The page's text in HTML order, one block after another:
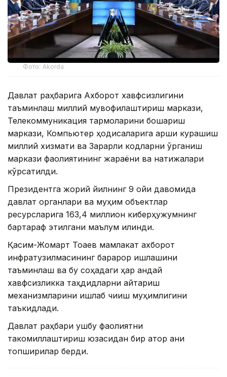
Фото: Akorda
Давлат раҳбарига Ахборот хавфсизлигини
таъминлаш миллий мувофиқлаштириш маркази,
Телекоммуникация тармоқларини бошқариш
маркази, Компьютер ҳодисаларига қарши курашиш
миллий хизмати ва Зарарли кодларни ўрганиш
маркази фаолиятининг жараёни ва натижалари
кўрсатилди.
Президентга жорий йилнинг 9 ойи давомида
давлат органлари ва муҳим объектлар
ресурсларига 163,4 миллион киберҳужумнинг
бартараф этилгани маълум қилинди.
Қасим-Жомарт Тоқаев мамлакат ахборот
инфратузилмасининг барқарор ишлашини
таъминлаш ва бу соҳадаги ҳар қандай
хавфсизликка таҳдидларни қайтариш
механизмларини ишлаб чиқиш муҳимлигини
таъкидлади.
Давлат раҳбари ушбу фаолиятни
такомиллаштириш юзасидан бир қатор аниқ
топшириқлар берди.